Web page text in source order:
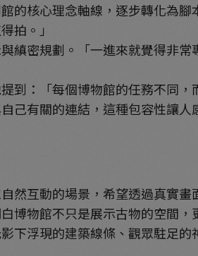
的核心理念軸線，逐步轉化為
拍。」
縝密規劃。「一進來就覺得非
到：「每個博物館的任務不同
己有關的連結，這種包容性讓人
然互動的場景，希望透過真實
物館不只是展示古物的空間，
浮現的建築線條、觀眾駐足的